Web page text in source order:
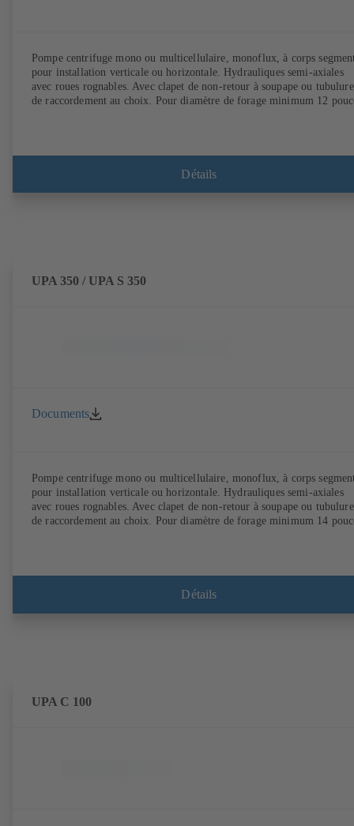
Pompe centrifuge mono ou multicellulaire, monoflux, à corps
pour installation verticale ou horizontale. Hydrauliques semi-axiales
avec roues rognables. Avec clapet de non-retour à soupape ou tubulure
de raccordement au choix. Pour diamètre de forage minimum 12
Détails
UPA 350 / UPA S 350
Documents
Pompe centrifuge mono ou multicellulaire, monoflux, à corps
pour installation verticale ou horizontale. Hydrauliques semi-axiales
avec roues rognables. Avec clapet de non-retour à soupape ou tubulure
de raccordement au choix. Pour diamètre de forage minimum 14
Détails
UPA C 100